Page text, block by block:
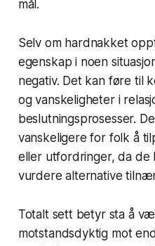
mål.
Selv om hardnakket
egenskap i noen
negativ. Det kan føre til
og vanskeligheter i
beslutningsprosesser.
vanskeligere for folk å
eller utfordringer, da de
vurdere alternative
Totalt sett betyr sta å
motstandsdyktig mot